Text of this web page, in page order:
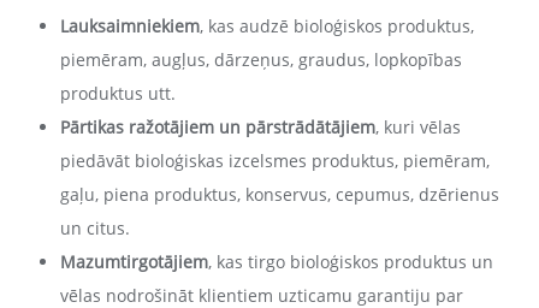
Lauksaimniekiem, kas audzē bioloģiskos produktus,
piemēram, augļus, dārzeņus, graudus, lopkopības
produktus utt.
Pārtikas ražotājiem un pārstrādātājiem, kuri vēlas
piedāvāt bioloģiskas izcelsmes produktus, piemēram,
gaļu, piena produktus, konservus, cepumus, dzērienus
un citus.
Mazumtirgotājiem, kas tirgo bioloģiskos produktus un
vēlas nodrošināt klientiem uzticamu garantiju par